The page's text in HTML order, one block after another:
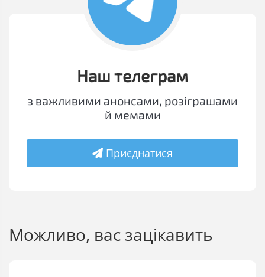
Наш телеграм
з важливими анонсами, розіграшами
й мемами
Приєднатися
Можливо, вас зацікавить